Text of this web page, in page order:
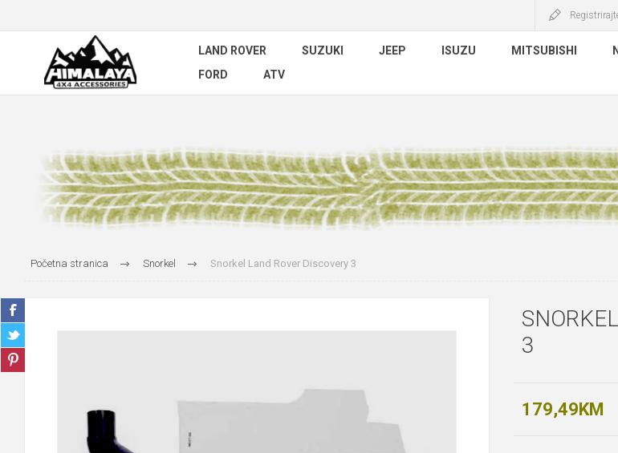
LAND ROVER SUZUKI JEEP ISUZU MITSUBISHI
FORD
ATV
Početna stranica Snorkel Snorkel Land Rover Discovery 3
3
179,49KM